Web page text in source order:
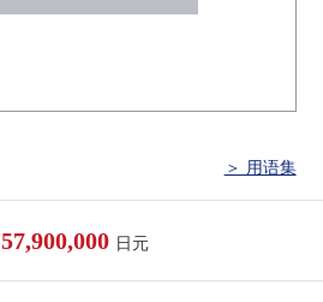
＞ 用语集
57,900,000 日元